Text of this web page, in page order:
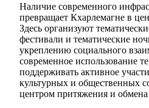
Наличие современного
превращает Кхарлемагне в
Здесь организуют
фестивали и тематические
укреплению социального
современное использование
поддерживать активное
культурных и общественных
центром притяжения и